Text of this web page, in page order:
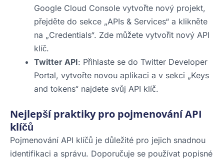
Google Cloud Console vytvořte nový projekt,
přejděte do sekce „APIs & Services“ a klikněte
na „Credentials“. Zde můžete vytvořit nový API
klíč.
Twitter API: Přihlaste se do Twitter Developer
Portal, vytvořte novou aplikaci a v sekci „Keys
and tokens“ najdete svůj API klíč.
Nejlepší praktiky pro pojmenování API
klíčů
Pojmenování API klíčů je důležité pro jejich snadnou
identifikaci a správu. Doporučuje se používat popisné